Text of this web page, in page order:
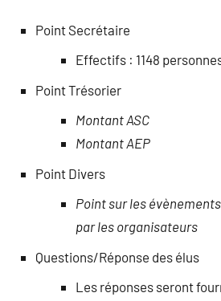
Point Secrétaire
Effectifs : 1148
Point Trésorier
Montant ASC
Montant AEP
Point Divers
Point sur les
par les organisateurs
Questions/Réponse des élus
Les réponses seront